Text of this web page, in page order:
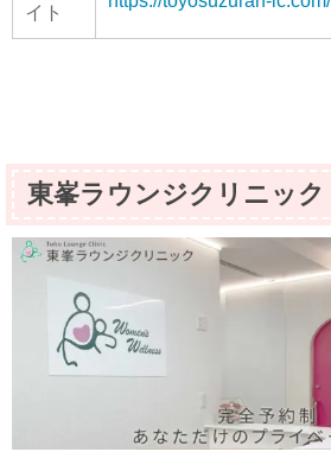
イト
東峯ラウンジクリニック